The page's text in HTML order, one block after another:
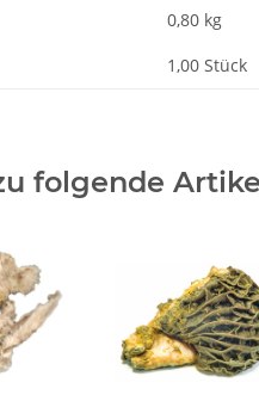
0,80 kg
1,00 Stück
folgende